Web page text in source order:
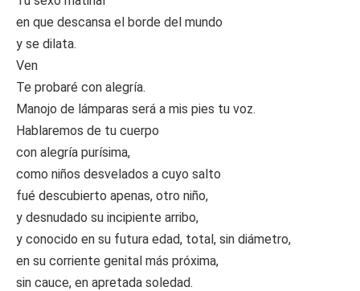
en que descansa el borde del mundo
y se dilata.
Ven
Te probaré con alegría.
Manojo de lámparas será a mis pies tu voz.
Hablaremos de tu cuerpo
con alegría purísima,
como niños desvelados a cuyo salto
fué descubierto apenas, otro niño,
y desnudado su incipiente arribo,
y conocido en su futura edad, total, sin diámetro,
en su corriente genital más próxima,
sin cauce, en apretada soledad.